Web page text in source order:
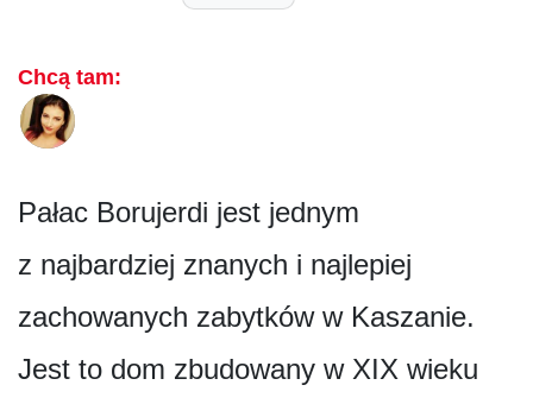
Chcą tam:
Pałac Borujerdi jest jednym
z najbardziej znanych i najlepiej
zachowanych zabytków w Kaszanie.
Jest to dom zbudowany w XIX wieku